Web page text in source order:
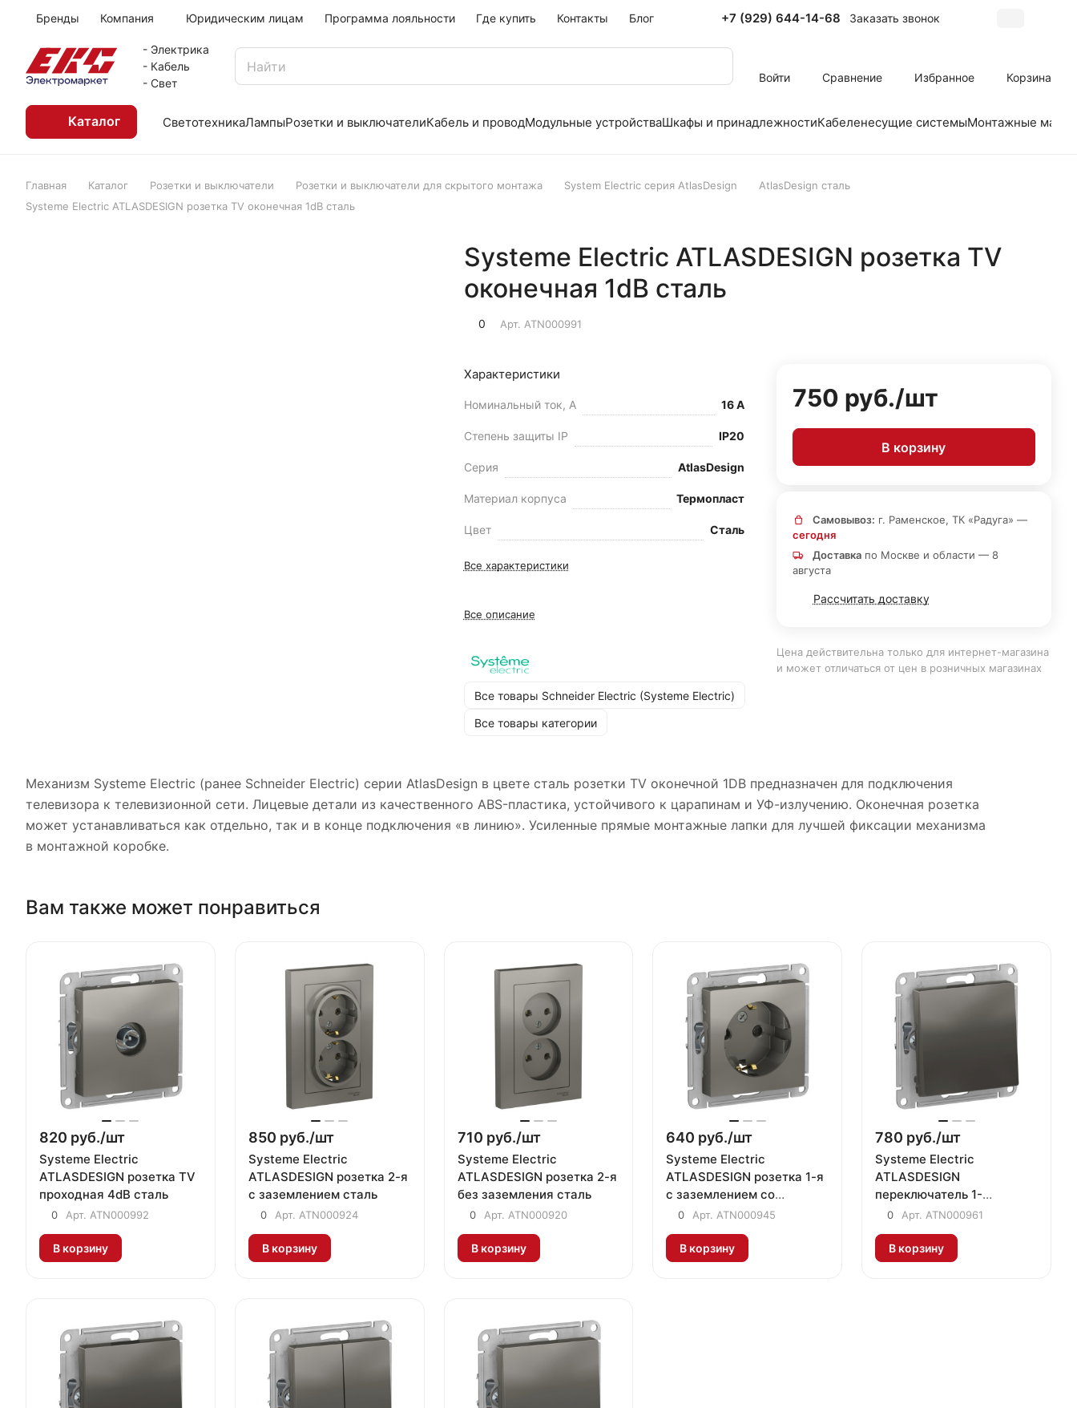
Бренды Компания Юридическим лицам Программа лояльности Где купить Контакты Блог +7 (929) 644-14-68 Заказать звонок
- Электрика
- Кабель
- Свет
Войти Сравнение Избранное Корзина
Каталог СветотехникаЛампыРозетки и выключателиКабель и проводМодульные устройстваШкафы и принадлежностиКабеленесущие системыМонтажные
Главная Каталог Розетки и выключатели Розетки и выключатели для скрытого монтажа System Electric серия AtlasDesign
AtlasDesign сталь
Systeme Electric ATLASDESIGN розетка TV оконечная 1dB сталь
Systeme Electric ATLASDESIGN розетка TV
оконечная 1dB сталь
0 Арт. ATN000991
Характеристики
Номинальный ток, А 16 А
Степень защиты IP IP20
Серия AtlasDesign
Материал корпуса Термопласт
Цвет Сталь
Все характеристики
Все описание
Все товары Schneider Electric (Systeme Electric)
Все товары категории
750 руб./шт
В корзину
Самовывоз: г. Раменское, ТК «Радуга» —
сегодня
Доставкапо Москве и области — 8
августа
Рассчитать доставку
Цена действительна только для интернет-магазина
и может отличаться от цен в розничных магазинах
Механизм Systeme Electric (ранее Schneider Electric) серии AtlasDesign в цвете сталь розетки TV оконечной 1DB предназначен для подключения
телевизора к телевизионной сети. Лицевые детали из качественного ABS-пластика, устойчивого к царапинам и УФ-излучению. Оконечная розетка
может устанавливаться как отдельно, так и в конце подключения «в линию». Усиленные прямые монтажные лапки для лучшей фиксации механизма
в монтажной коробке.
Вам также может понравиться
820 руб./шт
Systeme Electric
ATLASDESIGN розетка TV
проходная 4dB сталь
0 Арт. ATN000992
В корзину
850 руб./шт
Systeme Electric
ATLASDESIGN розетка 2-я
с заземлением сталь
0 Арт. ATN000924
В корзину
710 руб./шт
Systeme Electric
ATLASDESIGN розетка 2-я
без заземления сталь
0 Арт. ATN000920
В корзину
640 руб./шт
Systeme Electric
ATLASDESIGN розетка 1-я
с заземлением со
шторками сталь
0 Арт. ATN000945
В корзину
780 руб./шт
Systeme Electric
ATLASDESIGN
переключатель 1-
клавишный сталь
0 Арт. ATN000961
В корзину